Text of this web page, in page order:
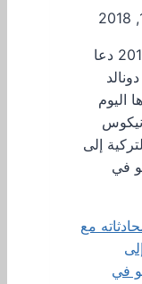
تاريخ النشر: 12 / 02 / 2018 دعا
اليوم
إلى
في
مع
في